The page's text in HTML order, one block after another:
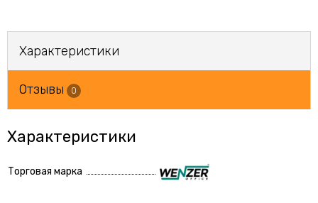
Характеристики
Отзывы 0
Характеристики
Торговая марка